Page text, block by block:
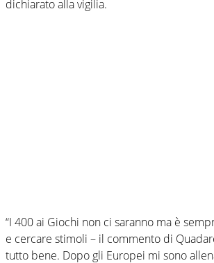
dichiarato alla vigilia.
“I 400 ai Giochi non ci saranno ma è
e cercare stimoli – il commento di
tutto bene. Dopo gli Europei mi sono